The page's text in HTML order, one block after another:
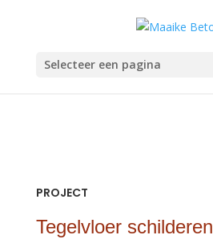
Selecteer een pagina
PROJECT
Tegelvloer schilderen